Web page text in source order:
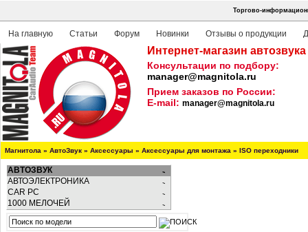
Торгово-
На главную Статьи Форум Новинки Отзывы о продукции
Интернет-магазин
Консультации по подбору:
manager@magnitola.ru
Прием заказов по России:
E-mail: manager@magnitola.ru
Магнитола » АвтоЗвук » Аксессуары » Аксессуары для монтажа » ISO переходники
АВТОЗВУК
АВТОЭЛЕКТРОНИКА
CAR PC
1000 МЕЛОЧЕЙ